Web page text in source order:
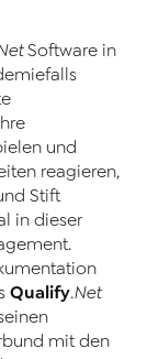
Software in
und
reagieren,
Stift
in dieser
Qualify.Net
mit den